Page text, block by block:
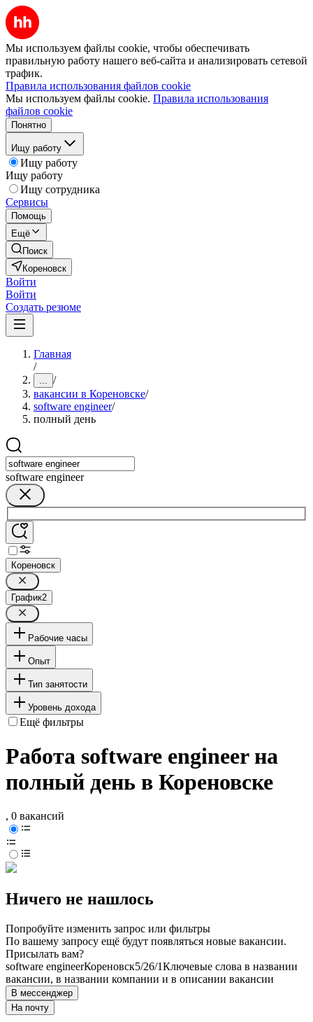
Мы используем файлы cookie, чтобы обеспечивать
правильную работу нашего веб-сайта и анализировать сетевой
трафик.
Правила использования файлов cookie
Мы используем файлы cookie. Правила использования
файлов cookie
Понятно
Ищу работу
Ищу работу
Ищу работу
Ищу сотрудника
Сервисы
Помощь
Ещё
Поиск
Кореновск
Войти
Войти
Создать резюме
Главная
/
... /
вакансии в Кореновске/
software engineer/
полный день
software engineer
Кореновск
График2
Рабочие часы
Опыт
Тип занятости
Уровень дохода
Ещё фильтры
Работа software engineer на
полный день в Кореновске
, 0 вакансий
Ничего не нашлось
Попробуйте изменить запрос или фильтры
По вашему запросу ещё будут появляться новые вакансии.
Присылать вам?
software engineerКореновск5/26/1Ключевые слова в названии
вакансии, в названии компании и в описании вакансии
В мессенджер
На почту